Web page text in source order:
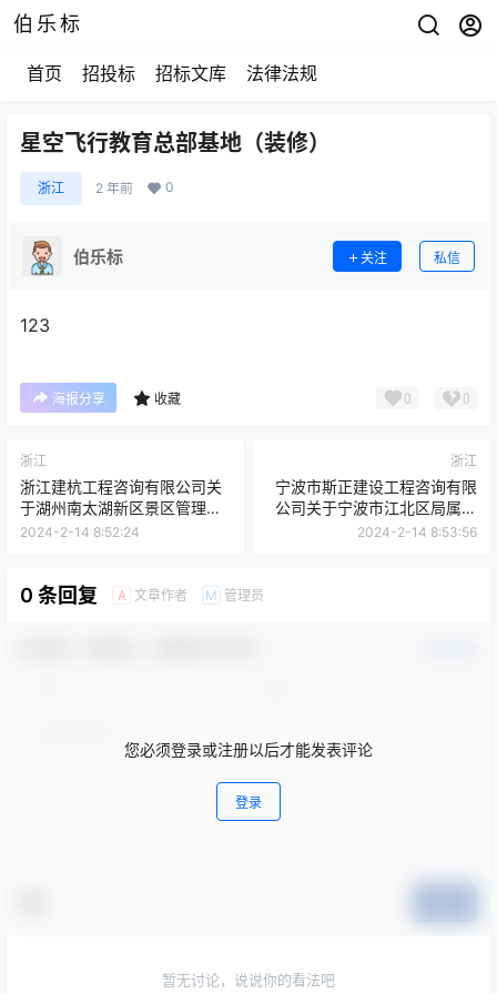
伯乐标
首页 招投标 招标文库 法律法规
星空飞行教育总部基地（装修）
浙江 2 年前 0
伯乐标 关注 私信
123
海报分享 收藏 0 0
浙江
浙江建杭工程咨询有限公司关
于湖州南太湖新区景区管理服
务中心安保服务项目的公开招
2024-2-14 8:52:24
浙江
宁波市斯正建设工程咨询有限
公司关于宁波市江北区局属公
共绿地保洁及养护服务项目的
2024-2-14 8:53:56
0 条回复 A 文章作者 M 管理员
您必须登录或注册以后才能发表评论
登录
暂无讨论，说说你的看法吧